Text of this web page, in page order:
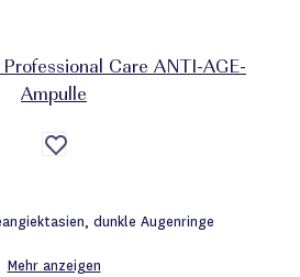
Care ANTI-AGE-
Ampulle
Auf
die
dunkle Augenringe
Mehr anzeigen